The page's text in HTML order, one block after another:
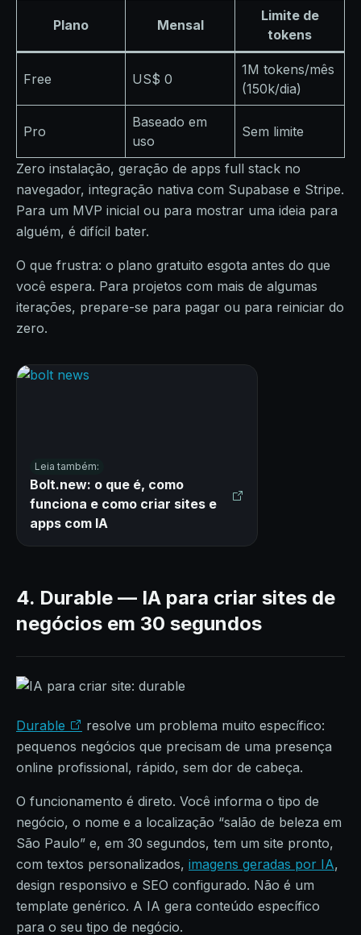
Plano Mensal
Limite de
tokens
Free US$ 0
1M tokens/mês
(150k/dia)
Pro
Baseado em
uso
Sem limite
Zero instalação, geração de apps full stack no
navegador, integração nativa com Supabase e Stripe.
Para um MVP inicial ou para mostrar uma ideia para
alguém, é difícil bater.
O que frustra: o plano gratuito esgota antes do que
você espera. Para projetos com mais de algumas
iterações, prepare-se para pagar ou para reiniciar do
zero.
Leia também:
Bolt.new: o que é, como
funciona e como criar sites e
apps com IA
4. Durable — IA para criar sites de
negócios em 30 segundos
Durable
resolve um problema muito específico:
pequenos negócios que precisam de uma presença
online profissional, rápido, sem dor de cabeça.
O funcionamento é direto. Você informa o tipo de
negócio, o nome e a localização “salão de beleza em
São Paulo” e, em 30 segundos, tem um site pronto,
com textos personalizados, imagens geradas por IA,
design responsivo e SEO configurado. Não é um
template genérico. A IA gera conteúdo específico
para o seu tipo de negócio.